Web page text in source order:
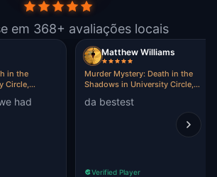
em 368+ avaliações locais
in the
Circle,
had
Matthew Williams
Murder Mystery: Death in the
Shadows in University Circle,
da bestest
Verified Player